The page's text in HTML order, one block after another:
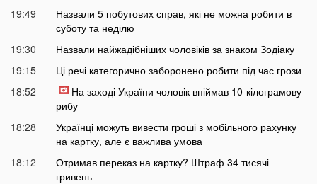
19:49
Назвали 5 побутових справ, які не можна робити в
суботу та неділю
19:30
Назвали найжадібніших чоловіків за знаком Зодіаку
19:15
Ці речі категорично заборонено робити під час грози
18:52
На заході України чоловік впіймав 10-кілограмову
рибу
18:28
Українці можуть вивести гроші з мобільного рахунку
на картку, але є важлива умова
18:12
Отримав переказ на картку? Штраф 34 тисячі
гривень